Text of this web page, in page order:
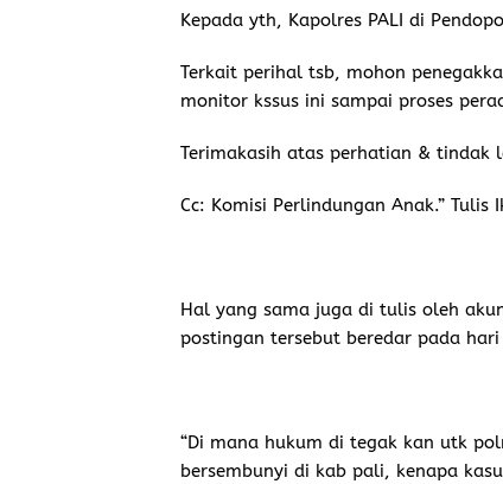
Kepada yth, Kapolres PALI di
Terkait perihal tsb, mohon
monitor kssus ini sampai proses
Terimakasih atas perhatian & tindak
Cc: Komisi Perlindungan Anak.”
Hal yang sama juga di tulis oleh
postingan tersebut beredar pada
“Di mana hukum di tegak kan utk
bersembunyi di kab pali, kenapa